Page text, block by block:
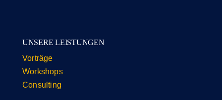
UNSERE LEISTUNGEN
Vorträge
Workshops
Consulting